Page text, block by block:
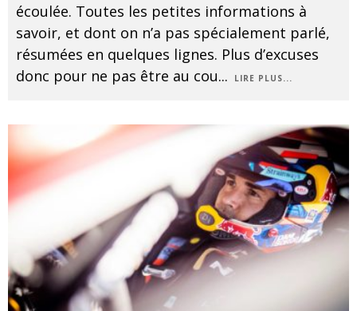
écoulée. Toutes les petites informations à
savoir, et dont on n’a pas spécialement parlé,
résumées en quelques lignes. Plus d’excuses
donc pour ne pas être au cou... LIRE PLUS...